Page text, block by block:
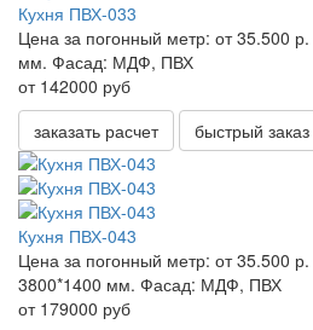
Кухня ПВХ-033
Цена за погонный метр: от 35.500 р.
мм. Фасад: МДФ, ПВХ
от 142000 руб
заказать расчет
быстрый заказ
Кухня ПВХ-043
Цена за погонный метр: от 35.500 р.
3800*1400 мм. Фасад: МДФ, ПВХ
от 179000 руб